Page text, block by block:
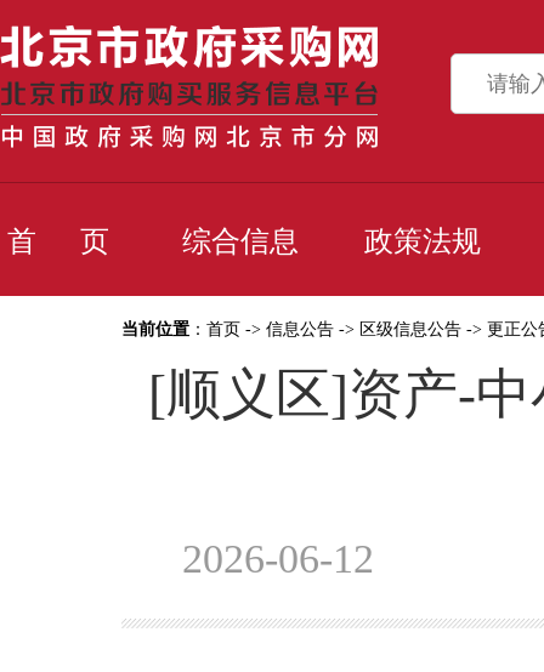
首 页 综合信息 政策法规
当前位置 ： 首页 -> 信息公告 -> 区级信息公告 -> 更正公
[顺义区]资产-
2026-06-12